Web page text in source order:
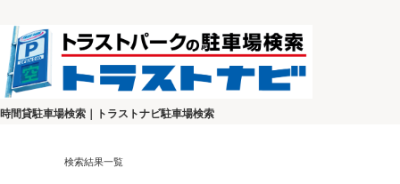
時間貸駐車場検索｜トラストナビ駐車場検索
検索結果一覧